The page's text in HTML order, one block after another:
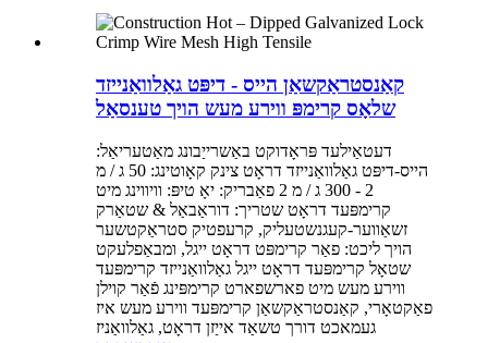
קאַנסטראַקשאַן הייס - דיפּט גאַלוואַנייזד
שלאָס קרימפּ ווירע מעש הויך טענסאַל
דעטאַילעד פּראָדוקט באַשרייַבונג מאַטעריאַל:
הייס-דיפּט גאַלוואַנייזד דראָט צינק קאָוטינג: 50 ג / מ
2 - 300 ג / מ 2 פאַבריק: יאָ טיפּ: וויווינג מיט
קרימפּעד דראָט שטריך: דוראַבאַל & שטאַרק
זשאַווער-קעגנשטעליק, קרעפטיק סטראַקטשער
הויך ליכט: פאַר קרימפּט דראָט ייגל, ומבאַפלעקט
שטאָל קרימפּעד דראָט ייגל גאַלוואַנייזד קרימפּעד
ווירע מעש מיט פארשפארט קרימפּינג פֿאַר קוילן
פאַקטאָרי, קאַנסטראַקשאַן קרימפּעד ווירע מעש איז
געמאכט דורך טשאַד אייַזן דראָט, גאַלוואַניז